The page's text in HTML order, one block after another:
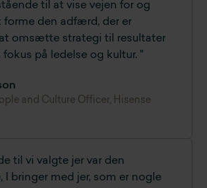
til at vise vejen for og
den adfærd, der er
omsætte strategi til resultater
på ledelse og kultur. "
and Culture Officer, Hisense
til vi valgte jer var den
bringer med jer, som er nogle